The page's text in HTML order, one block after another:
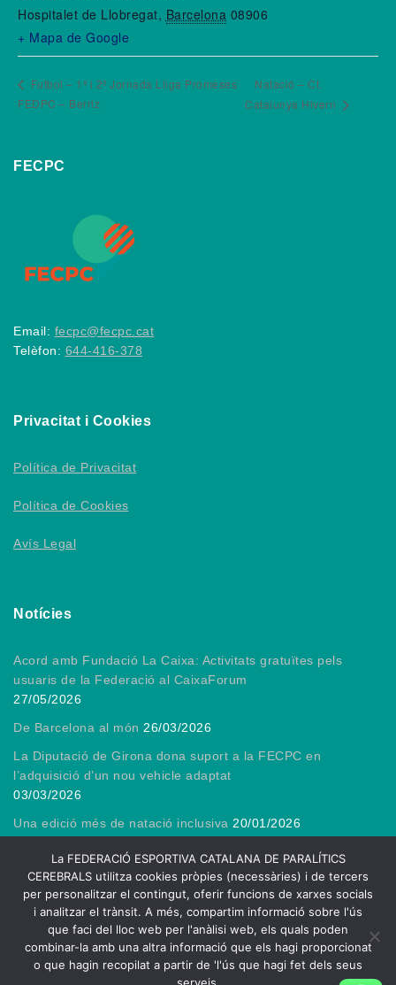
Hospitalet de Llobregat, Barcelona 08906
+ Mapa de Google
Futbol – 1ª i 2ª Jornada Lliga Promeses
FEDPC – Berriz
Natació – Ct.
Catalunya Hivern
FECPC
Email: fecpc@fecpc.cat
Telèfon: 644-416-378
Privacitat i Cookies
Política de Privacitat
Política de Cookies
Avís Legal
Notícies
Acord amb Fundació La Caixa: Activitats gratuïtes pels
usuaris de la Federació al CaixaForum
27/05/2026
De Barcelona al món 26/03/2026
La Diputació de Girona dona suport a la FECPC en
l’adquisició d’un nou vehicle adaptat
03/03/2026
Una edició més de natació inclusiva 20/01/2026
Gràcies, President! 13/01/2026
2026
FECPC – Federació Esportiva Catalana de Persones amb Lesió
Cerebral
La FEDERACIÓ ESPORTIVA CATALANA DE PARALÍTICS
CEREBRALS utilitza cookies pròpies (necessàries) i de tercers
per personalitzar el contingut, oferir funcions de xarxes socials
i analitzar el trànsit. A més, compartim informació sobre l'ús
que faci del lloc web per l'anàlisi web, els quals poden
combinar-la amb una altra informació que els hagi proporcionat
o que hagin recopilat a partir de 'l'ús que hagi fet dels seus